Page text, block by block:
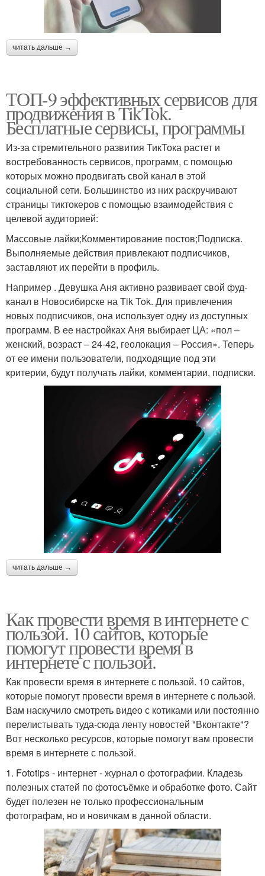
читать дальше →
ТОП-9 эффективных сервисов для
продвижения в TikTok.
Бесплатные сервисы, программы
Из-за стремительного развития ТикТока растет и
востребованность сервисов, программ, с помощью
которых можно продвигать свой канал в этой
социальной сети. Большинство из них раскручивают
страницы тиктокеров с помощью взаимодействия с
целевой аудиторией:
Массовые лайки;Комментирование постов;Подписка.
Выполняемые действия привлекают подписчиков,
заставляют их перейти в профиль.
Например . Девушка Аня активно развивает свой фуд-
канал в Новосибирске на Tik Tok. Для привлечения
новых подписчиков, она использует одну из доступных
программ. В ее настройках Аня выбирает ЦА: «пол –
женский, возраст – 24-42, геолокация – Россия». Теперь
от ее имени пользователи, подходящие под эти
критерии, будут получать лайки, комментарии, подписки.
читать дальше →
Как провести время в интернете с
пользой. 10 сайтов, которые
помогут провести время в
интернете с пользой.
Как провести время в интернете с пользой. 10 сайтов,
которые помогут провести время в интернете с пользой.
Вам наскучило смотреть видео с котиками или постоянно
перелистывать туда-сюда ленту новостей "Вконтакте"?
Вот несколько ресурсов, которые помогут вам провести
время в интернете с пользой.
1. Fototips - интернет - журнал о фотографии. Кладезь
полезных статей по фотосъёмке и обработке фото. Сайт
будет полезен не только профессиональным
фотографам, но и новичкам в данной области.